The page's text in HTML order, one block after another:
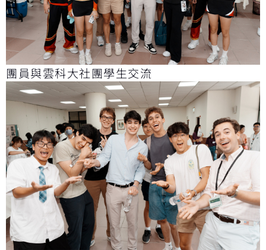
團員與雲科大社團學生交流